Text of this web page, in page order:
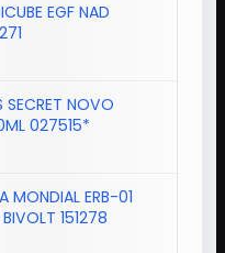
EGF NAD
SECRET NOVO
027515*
MONDIAL ERB-01
151278